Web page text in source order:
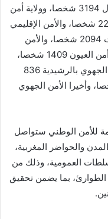
مكناس 4000 شخصا، وولاية أمن بني ملال 3194 شخصا، وولاية أمن
فاس 2409 شخصا، وولاية أمن طنجة 2287 شخصا، والأمن الإقليمي
بالجديدة 2252 شخصا، وولاية أمن سطات 2094 شخصا، والأمن
الإقليمي بوارزازات 1426 شخصا، وولاية أمن العيون 1409 شخصا،
والأمن الجهوي بتازة 867 شخصا، والأمن الجهوي بالرشيدية 836
الإقليمي بآسفي 648 شخصا، وأخيرا الأمن الجهوي
للأمن الوطني ستواصل
والحواضر المغربية،
العمومية، وذلك من
بما يضمن تحقيق